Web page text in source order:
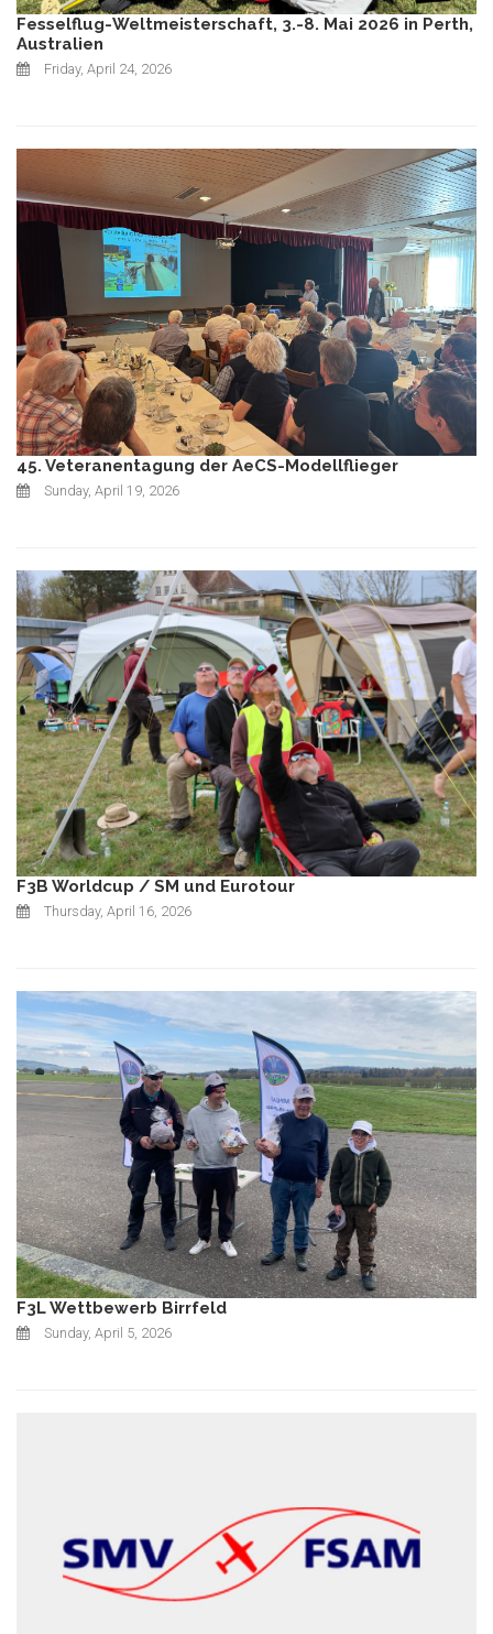
Fesselflug-Weltmeisterschaft, 3.-8. Mai 2026 in Perth,
Australien
Friday, April 24, 2026
45. Veteranentagung der AeCS-Modellflieger
Sunday, April 19, 2026
F3B Worldcup / SM und Eurotour
Thursday, April 16, 2026
F3L Wettbewerb Birrfeld
Sunday, April 5, 2026